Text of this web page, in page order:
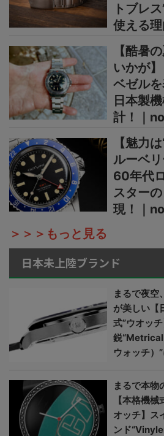
トブレ
使える
【酷暑
いかが
ベゼル
日本製
計！｜
【魅力
ルーベリ
60年代
スター
現！｜
＞＞＞もっと見る
日本未上陸ブランド
まるで夜空
が美しい【
式”ウオッ
鋭“Metrical
ウォッチ）
まるで本物
【本格機
オッチ】ス
ンド